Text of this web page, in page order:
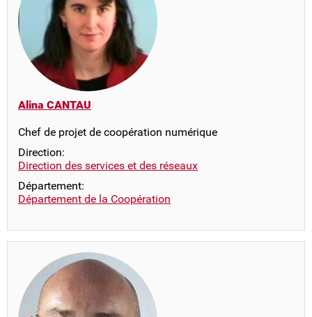
Alina CANTAU
Chef de projet de coopération numérique
Direction:
Direction des services et des réseaux
Département:
Département de la Coopération